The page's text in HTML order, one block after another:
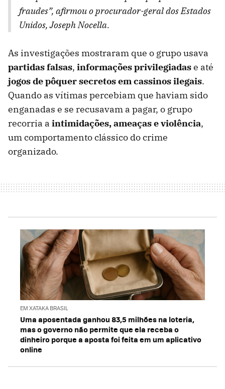
fraudes”, afirmou o procurador-geral dos Estados
Unidos, Joseph Nocella.
As investigações mostraram que o grupo usava
partidas falsas, informações privilegiadase até
jogos depôquer secretos em cassinos ilegais.
Quando as vítimas percebiam que haviam sido
enganadas e se recusavam a pagar, o grupo
recorria a intimidações, ameaças e violência,
um comportamento clássico do crime
organizado.
EM XATAKA BRASIL
Uma aposentada ganhou 83,5 milhões na loteria,
mas o governo não permite que ela receba o
dinheiro porque a aposta foi feita em um aplicativo
online